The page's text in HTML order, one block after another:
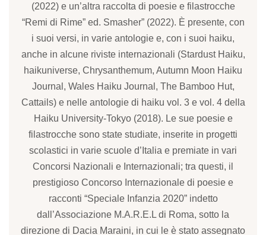
(2022) e un’altra raccolta di poesie e filastrocche
“Remi di Rime” ed. Smasher” (2022). È presente, con
i suoi versi, in varie antologie e, con i suoi haiku,
anche in alcune riviste internazionali (Stardust Haiku,
haikuniverse, Chrysanthemum, Autumn Moon Haiku
Journal, Wales Haiku Journal, The Bamboo Hut,
Cattails) e nelle antologie di haiku vol. 3 e vol. 4 della
Haiku University-Tokyo (2018). Le sue poesie e
filastrocche sono state studiate, inserite in progetti
scolastici in varie scuole d’Italia e premiate in vari
Concorsi Nazionali e Internazionali; tra questi, il
prestigioso Concorso Internazionale di poesie e
racconti “Speciale Infanzia 2020” indetto
dall’Associazione M.A.R.E.L di Roma, sotto la
direzione di Dacia Maraini, in cui le è stato assegnato